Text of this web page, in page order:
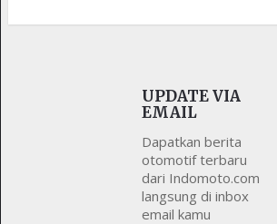
UPDATE VIA
EMAIL
Dapatkan berita
otomotif terbaru
dari Indomoto.com
langsung di inbox
email kamu